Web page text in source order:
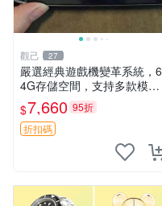
觀己 27
嚴選經典遊戲機變革系統，6
4G存儲空間，支持多款模擬
器享受懷舊樂趣 黑店版 PSV
游戲 模擬器
$7,660 95折
折扣碼